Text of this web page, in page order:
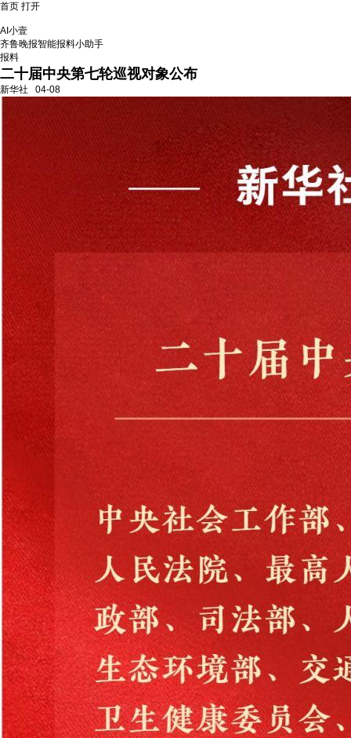
首页 打开
AI小壹
齐鲁晚报智能报料小助手
报料
二十届中央第七轮巡视对象公布
新华社 04-08